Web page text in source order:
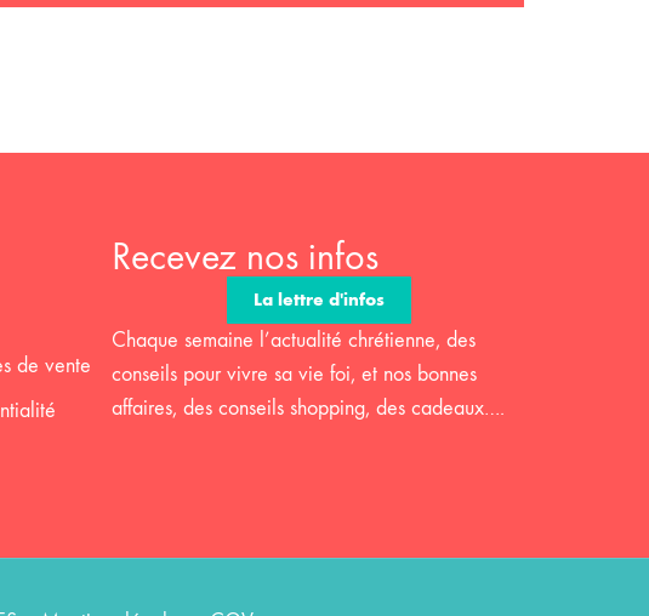
de vente
Recevez nos infos
La lettre d'infos
Chaque semaine l’actualité chrétienne, des
conseils pour vivre sa vie foi, et nos bonnes
affaires, des conseils shopping, des cadeaux….